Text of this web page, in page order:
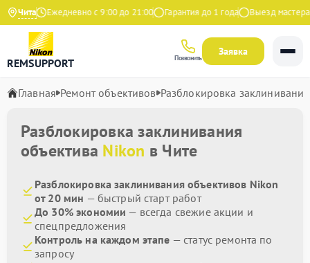
ЧитаЕжедневно с 9:00 до 21:00 Гарантия до 1 года Выезд мастера
REMSUPPORT Позвонить
Заявка
Главная Ремонт объективов Разблокировка заклинивания
Разблокировка заклинивания
объектива Nikon в Чите
Разблокировка заклинивания объективов Nikon
от 20 мин — быстрый старт работ
До 30% экономии — всегда свежие акции и
спецпредложения
Контроль на каждом этапе — статус ремонта по
запросу